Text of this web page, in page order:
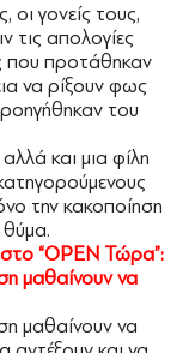
γονείς τους,
τις απολογίες
που προτάθηκαν
να ρίξουν φως
του
και μια φίλη
την κακοποίηση
“OPEN Τώρα”:
μαθαίνουν να
μαθαίνουν να